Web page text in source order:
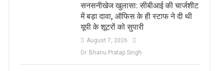
सनसनीखेज खुलासा: सीबीआई की चार्जशीट
में बड़ा दावा, ऑफिस के ही स्टाफ ने दी थी
यूपी के शूटरों को सुपारी
August 7, 2026
Dr. Bhanu Pratap Singh